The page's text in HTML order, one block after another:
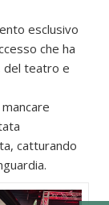
esclusivo
che ha
del teatro e
catturando